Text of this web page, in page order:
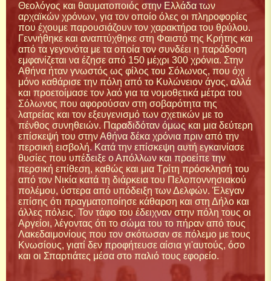
Θεολόγος και θαυματοποιός στην Ελλάδα των
αρχαϊκών χρόνων, για τον οποίο όλες οι πληροφορίες
που έχουμε παρουσιάζουν τον χαρακτήρα του θρύλου.
Γεννήθηκε και αναπτύχθηκε στη Φαιστό της Κρήτης και
από τα γεγονότα με τα οποία τον συνδέει η παράδοση
εμφανίζεται να έζησε από 150 μέχρι 300 χρόνια. Στην
Αθήνα ήταν γνωστός ως φίλος του Σόλωνος, που όχι
μόνο καθάρισε την πόλη από το Κυλώνειον άγος, αλλά
και προετοίμασε τον λαό για τα νομοθετικά μέτρα του
Σόλωνος που αφορούσαν στη σοβαρότητα της
λατρείας και τον εξευγενισμό των σχετικών με το
πένθος συνηθειών. Παραδιδόταν όμως και μια δεύτερη
επίσκεψή του στην Αθήνα δέκα χρόνια πριν από την
περσική εισβολή. Κατά την επίσκεψη αυτή εγκαινίασε
θυσίες που υπέδειξε ο Απόλλων και προείπε την
περσική επίθεση, καθώς και μια Τρίτη πρόσκλησή του
από τον Νικία κατά τη διάρκεια του Πελοποννησιακού
πολέμου, ύστερα από υπόδειξη των Δελφών. Έλεγαν
επίσης ότι πραγματοποίησε κάθαρση και στη Δήλο και
άλλες πόλεις. Τον τάφο του έδειχναν στην πόλη τους οι
Αργείοι, λέγοντας ότι το σώμα του το πήραν από τους
Λακεδαιμονίους που τον σκότωσαν σε πόλεμο με τους
Κνωσίους, γιατί δεν προφήτευσε αίσια γι'αυτούς, όσο
και οι Σπαρτιάτες μέσα στο παλιό τους εφορείο.